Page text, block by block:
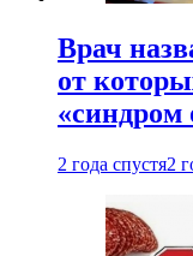
Врач
от
«синдром
2 года спустя2